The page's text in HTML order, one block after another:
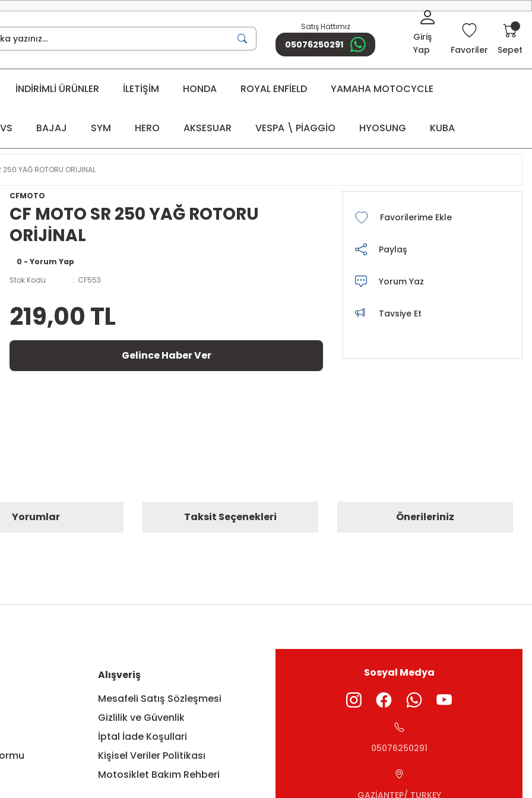
Satış Hattımız
05076250291
Giriş
Yap
Favoriler Sepet
İNDİRİMLİ ÜRÜNLER İLETİŞİM HONDA ROYAL ENFİELD YAMAHA MOTOCYCLE
BAJAJ SYM HERO AKSESUAR VESPA \ PİAGGİO HYOSUNG KUBA
250 YAĞ ROTORU ORİJİNAL
CFMOTO
CF MOTO SR 250 YAĞ ROTORU
ORİJİNAL
0 - Yorum Yap
Stok Kodu
CF553
219,00 TL
Gelince Haber Ver
Paylaş
Yorum Yaz
Tavsiye Et
Yorumlar Taksit Seçenekleri Önerileriniz
Alışveriş
Mesafeli Satış Sözleşmesi
Gizlilik ve Güvenlik
İptal İade Koşullari
Kişisel Veriler Politikası
Motosiklet Bakım Rehberi
Sosyal Medya
05076250291
GAZİANTEP/ TURKEY